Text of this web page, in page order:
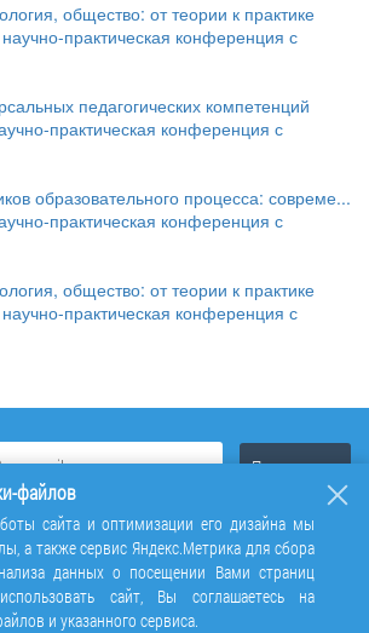
общество: от теории к практике
практическая конференция с
педагогических компетенций
практическая конференция с
образовательного процесса: совреме...
практическая конференция с
общество: от теории к практике
практическая конференция с
файлов
сайта и оптимизации его дизайна мы
а также сервис Яндекс.Метрика для сбора
данных о посещении Вами страниц
сайт, Вы соглашаетесь на
и указанного сервиса.